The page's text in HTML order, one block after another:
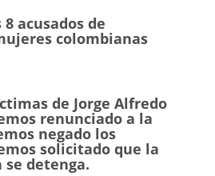
acusados de
colombianas
de Jorge Alfredo
renunciado a la
negado los
solicitado que la
detenga.